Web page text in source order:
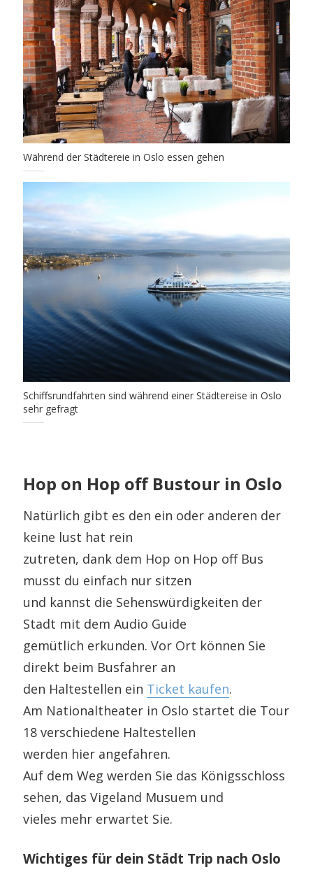
Während der Städtereie in Oslo essen gehen
Schiffsrundfahrten sind während einer Städtereise in Oslo
sehr gefragt
Hop on Hop off Bustour in Oslo
Natürlich gibt es den ein oder anderen der
keine lust hat rein
zutreten, dank dem Hop on Hop off Bus
musst du einfach nur sitzen
und kannst die Sehenswürdigkeiten der
Stadt mit dem Audio Guide
gemütlich erkunden. Vor Ort können Sie
direkt beim Busfahrer an
den Haltestellen ein Ticket kaufen.
Am Nationaltheater in Oslo startet die Tour
18 verschiedene Haltestellen
werden hier angefahren.
Auf dem Weg werden Sie das Königsschloss
sehen, das Vigeland Musuem und
vieles mehr erwartet Sie.
Wichtiges für dein Städt Trip nach Oslo